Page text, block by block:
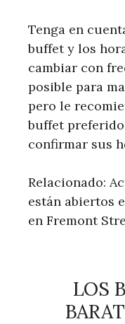
Tenga en
buffet y los
cambiar con
posible para
pero le
buffet
confirmar sus
Relacionado:
están abiertos
en Fremont
LOS